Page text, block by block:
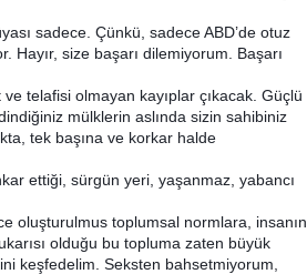
sadece. Çünkü, sadece ABD’de otuz
size başarı dilemiyorum. Başarı
ve telafisi olmayan kayıplar çıkacak. Güçlü
mülklerin aslında sizin sahibiniz
tek başına ve korkar halde
ettiği, sürgün yeri, yaşanmaz, yabancı
oluşturulmus toplumsal normlara, insanın
olduğu bu topluma zaten büyük
keşfedelim. Seksten bahsetmiyorum,